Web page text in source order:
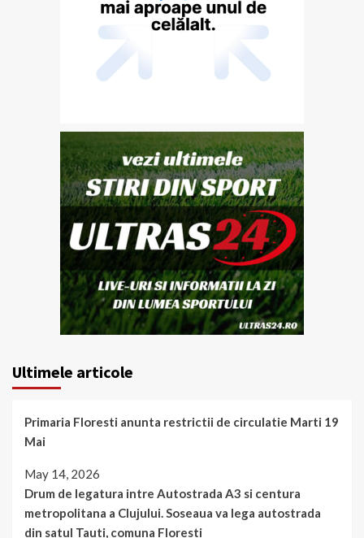
Ultimele articole
Primaria Floresti anunta restrictii de circulatie Marti 19
Mai
May 14, 2026
Drum de legatura intre Autostrada A3 si centura
metropolitana a Clujului. Soseaua va lega autostrada
din satul Tauti, comuna Floresti